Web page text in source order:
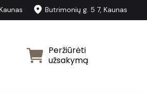
Butrimonių g. 5 7, Kaunas
Peržiūrėti
užsakymą